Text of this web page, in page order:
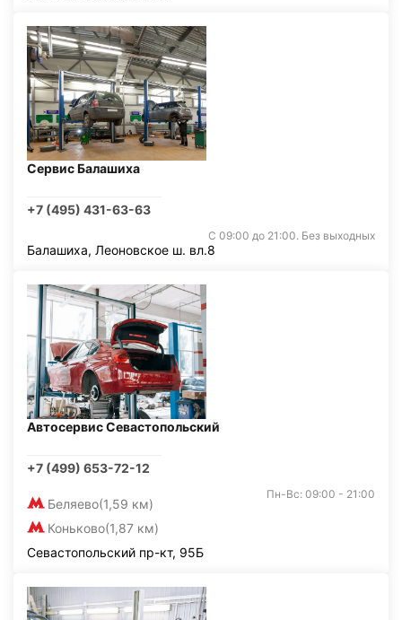
Сервис Балашиха
+7 (495) 431-63-63
С 09:00 до 21:00. Без выходных
Балашиха, Леоновское ш. вл.8
Автосервис Севастопольский
+7 (499) 653-72-12
Беляево(1,59 км)
Коньково(1,87 км)
Пн-Вс: 09:00 - 21:00
Севастопольский пр-кт, 95Б